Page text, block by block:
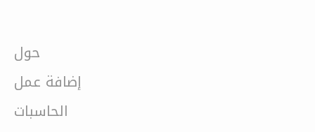
حول
إضافة عمل
الحاسبات